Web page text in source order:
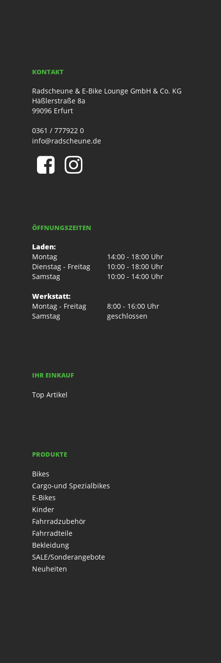
KONTAKT
Radscheune & E-Bike Lounge GmbH & Co. KG
Häßlerstraße 8a
99096 Erfurt
0361 / 777922 0
info@radscheune.de
ÖFFNUNGSZEITEN
Laden:
Montag
14:00 - 18:00 Uhr
Dienstag - Freitag
10:00 - 18:00 Uhr
Samstag
10:00 - 14:00 Uhr
Werkstatt:
Montag - Freitag
8:00 - 16:00 Uhr
Samstag
geschlossen
IHR EINKAUF
Top Artikel
PRODUKTE
Bikes
Cargo-und Spezialbikes
E-Bikes
Kinder
Fahrradzubehör
Fahrradteile
Bekleidung
SALE/Sonderangebote
Neuheiten